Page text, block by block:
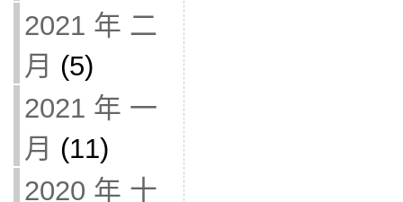
2021 年 二
月 (5)
2021 年 一
月 (11)
2020 年 十